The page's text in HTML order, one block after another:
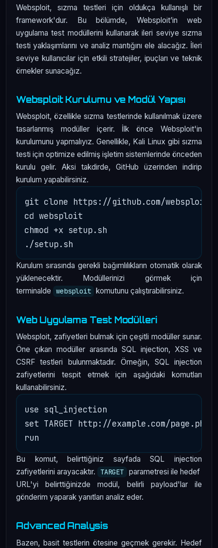
Websploit, sızma testleri için oldukça kullanışlı bir
framework'dur. Bu bölümde, Websploit’in web
uygulama test modüllerini kullanarak ileri seviye sızma
testi yaklaşımlarını ve analiz mantığını ele alacağız. İleri
seviye kullanıcılar için etkili stratejiler, ipuçları ve teknik
örnekler sunacağız.
Websploit Kurulumu ve Modül Yapısı
Websploit, özellikle sızma testlerinde kullanılmak üzere
tasarlanmış modüller içerir. İlk önce Websploit'in
kurulumunu yapmalıyız. Genellikle, Kali Linux gibi sızma
testi için optimize edilmiş işletim sistemlerinde önceden
kurulu gelir. Aksi takdirde, GitHub üzerinden indirip
kurulum yapabilirsiniz.
git clone https://github.com/websploit/
cd websploit
chmod +x setup.sh
Kurulum sırasında gerekli bağımlılıkların otomatik olarak
yüklenecektir. Modüllerinizi görmek için
terminalde
websploit komutunu çalıştırabilirsiniz.
Web Uygulama Test Modülleri
Websploit, zafiyetleri bulmak için çeşitli modüller sunar.
Öne çıkan modüller arasında SQL injection, XSS ve
CSRF testleri bulunmaktadır. Örneğin, SQL injection
zafiyetlerini tespit etmek için aşağıdaki komutları
kullanabilirsiniz.
use sql_injection
set TARGET http://example.com/
Bu komut, belirttiğiniz sayfada SQL injection
zafiyetlerini arayacaktır.
TARGET
parametresi ile hedef
URL'yi belirttiğinizde modül, belirli payload'lar ile
gönderim yaparak yanıtları analiz eder.
Advanced Analysis
Bazen, basit testlerin ötesine geçmek gerekir. Hedef